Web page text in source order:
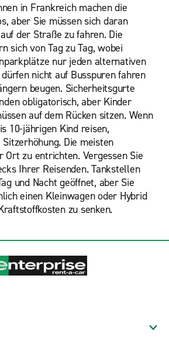
in Frankreich machen die
aber Sie müssen sich daran
der Straße zu fahren. Die
sich von Tag zu Tag, wobei
nur jeden alternativen
nicht auf Busspuren fahren
beugen. Sicherheitsgurte
obligatorisch, aber Kinder
auf dem Rücken sitzen. Wenn
10-jährigen Kind reisen,
Die meisten
Ort zu entrichten. Vergessen Sie
Ihrer Reisenden. Tankstellen
und Nacht geöffnet, aber Sie
einen Kleinwagen oder Hybrid
zu senken.